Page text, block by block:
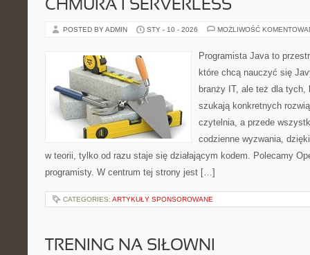
CHMURA I SERVERLESS
POSTED BY ADMIN STY - 10 - 2026 MOŻLIWOŚĆ
Programista Java to
które chcą nauczyć się
branży IT, ale też dla tych,
szukają konkretnych
czytelnia, a przede
codzienne wyzwania,
w teorii, tylko od razu staje się działającym kodem. Polecamy
programisty. W centrum tej strony jest […]
CATEGORIES: ARTYKUŁY SPONSOROWANE
TRENING NA SIŁOWNI